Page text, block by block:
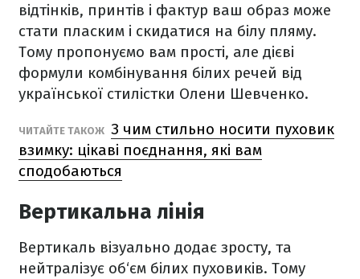
відтінків, принтів і фактур ваш образ може
стати пласким і скидатися на білу пляму.
Тому пропонуємо вам прості, але дієві
формули комбінування білих речей від
української стилістки Олени Шевченко.
ЧИТАЙТЕ ТАКОЖ З чим стильно носити пуховик
взимку: цікаві поєднання, які вам
сподобаються
Вертикальна лінія
Вертикаль візуально додає зросту, та
нейтралізує об‘єм білих пуховиків. Тому